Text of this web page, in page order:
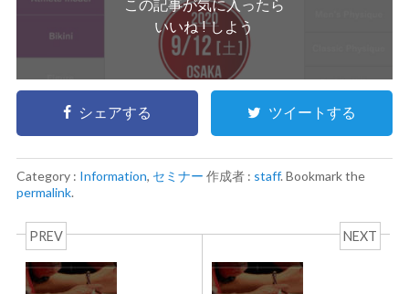
この記事が気に入ったら
いいね ! しよう
シェアする ツイートする
Category : Information, セミナー 作成者 : staff. Bookmark the
permalink.
PREV NEXT